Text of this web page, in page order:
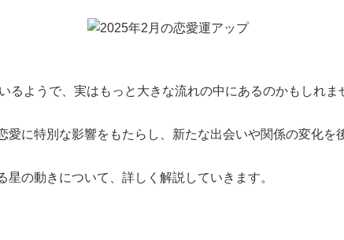
るようで、実はもっと大きな流れの中にあるのかもしれま
愛に特別な影響をもたらし、新たな出会いや関係の変化を
の動きについて、詳しく解説していきます。